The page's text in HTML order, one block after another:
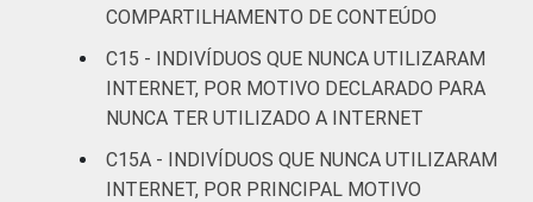
Mais de 3
SM até 5 SM
Mais de 5
SM
COMPARTILHAMENTO DE CONTEÚDO
C15 - INDIVÍDUOS QUE NUNCA UTILIZARAM
INTERNET, POR MOTIVO DECLARADO PARA
NUNCA TER UTILIZADO A INTERNET
C15A - INDIVÍDUOS QUE NUNCA UTILIZARAM
INTERNET, POR PRINCIPAL MOTIVO